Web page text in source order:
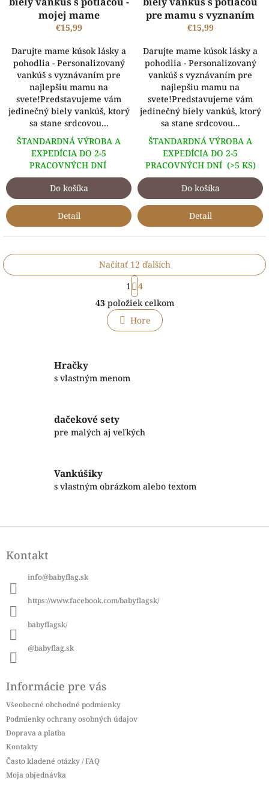
mojej mame
€15,99
Darujte mame kúsok lásky a
pohodlia - Personalizovaný
vankúš s vyznávaním pre
najlepšiu mamu na
svete!Predstavujeme vám
jedinečný biely vankúš, ktorý
sa stane srdcovou...
ŠTANDARDNÁ VÝROBA A
EXPEDÍCIA DO 2-5
PRACOVNÝCH DNÍ
Do košíka
Detail
pre mamu s vyznaním
€15,99
Darujte mame kúsok lásky a
pohodlia - Personalizovaný
vankúš s vyznávaním pre
najlepšiu mamu na
svete!Predstavujeme vám
jedinečný biely vankúš, ktorý
sa stane srdcovou...
ŠTANDARDNÁ VÝROBA A
EXPEDÍCIA DO 2-5
PRACOVNÝCH DNÍ (>5 KS)
Do košíka
Detail
O
v
l
á
k
i
Načítať 12 ďalších
S
t
r
á
n
k
1
4
43položiek celkom
Hore
Hračky
s vlastným menom
dačekové sety
pre malých aj veľkých
Vankúšiky
s vlastným obrázkom alebo textom
pKontakt
info@babyflag.sk
https://www.facebook.com/babyflagsk/
babyflagsk/
@babyflag.sk
Informácie pre vás
Všeobecné obchodné podmienky
Podmienky ochrany osobných údajov
Doprava a platba
Kontakty
Často kladené otázky / FAQ
Moja objednávka